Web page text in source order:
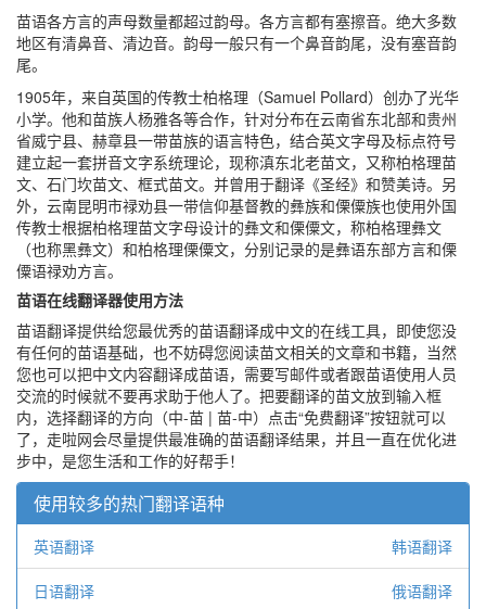
苗语各方言的声母数量都超过韵母。各方言都有塞擦音。绝大多数
地区有清鼻音、清边音。韵母一般只有一个鼻音韵尾，没有塞音韵
尾。
1905年，来自英国的传教士柏格理（Samuel Pollard）创办了光华
小学。他和苗族人杨雅各等合作，针对分布在云南省东北部和贵州
省威宁县、赫章县一带苗族的语言特色，结合英文字母及标点符号
建立起一套拼音文字系统理论，现称滇东北老苗文，又称柏格理苗
文、石门坎苗文、框式苗文。并曾用于翻译《圣经》和赞美诗。另
外，云南昆明市禄劝县一带信仰基督教的彝族和傈僳族也使用外国
传教士根据柏格理苗文字母设计的彝文和傈僳文，称柏格理彝文
（也称黑彝文）和柏格理傈僳文，分别记录的是彝语东部方言和傈
僳语禄劝方言。
苗语在线翻译器使用方法
苗语翻译提供给您最优秀的苗语翻译成中文的在线工具，即使您没
有任何的苗语基础，也不妨碍您阅读苗文相关的文章和书籍，当然
您也可以把中文内容翻译成苗语，需要写邮件或者跟苗语使用人员
交流的时候就不要再求助于他人了。把要翻译的苗文放到输入框
内，选择翻译的方向（中-苗 | 苗-中）点击“免费翻译”按钮就可以
了，走啦网会尽量提供最准确的苗语翻译结果，并且一直在优化进
步中，是您生活和工作的好帮手！
使用较多的热门翻译语种
英语翻译 韩语翻译
日语翻译 俄语翻译